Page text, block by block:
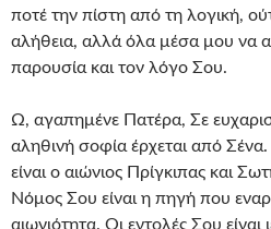
ποτέ την πίστη από τη λογική,
αλήθεια, αλλά όλα μέσα μου να
παρουσία και τον λόγο Σου.
Ω, αγαπημένε Πατέρα, Σε
αληθινή σοφία έρχεται από
είναι ο αιώνιος Πρίγκιπας και
Νόμος Σου είναι η πηγή που
αιωνιότητα. Οι εντολές Σου